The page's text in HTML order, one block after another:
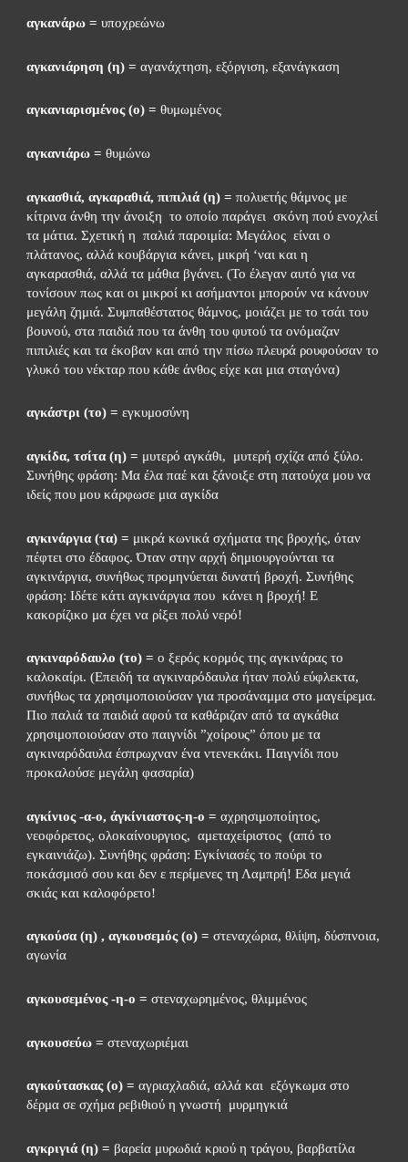
αγκανάρω = υποχρεώνω
αγκανιάρηση (η) = αγανάχτηση, εξόργιση, εξανάγκαση
αγκανιαρισμένος (ο) = θυμωμένος
αγκανιάρω = θυμώνω
αγκασθιά, αγκαραθιά, πιπιλιά (η) = πολυετής θάμνος με
κίτρινα άνθη την άνοιξη  το οποίο παράγει  σκόνη πού ενοχλεί
τα μάτια. Σχετική η  παλιά παροιμία: Μεγάλος  είναι ο
πλάτανος, αλλά κουβάργια κάνει, μικρή ‘ναι και η
αγκαρασθιά, αλλά τα μάθια βγάνει. (Το έλεγαν αυτό για να
τονίσουν πως και οι μικροί κι ασήμαντοι μπορούν να κάνουν
μεγάλη ζημιά. Συμπαθέστατος θάμνος, μοιάζει με το τσάι του
βουνού, στα παιδιά που τα άνθη του φυτού τα ονόμαζαν
πιπιλιές και τα έκοβαν και από την πίσω πλευρά ρουφούσαν το
γλυκό του νέκταρ που κάθε άνθος είχε και μια σταγόνα)
αγκάστρι (το) = εγκυμοσύνη
αγκίδα, τσίτα (η) = μυτερό αγκάθι,  μυτερή σχίζα από ξύλο.
Συνήθης φράση: Μα έλα παέ και ξάνοιξε στη πατούχα μου να
ιδείς που μου κάρφωσε μια αγκίδα
αγκινάργια (τα) = μικρά κωνικά σχήματα της βροχής, όταν
πέφτει στο έδαφος. Όταν στην αρχή δημιουργούνται τα
αγκινάργια, συνήθως προμηνύεται δυνατή βροχή. Συνήθης
φράση: Ιδέτε κάτι αγκινάργια που  κάνει η βροχή! Ε
κακορίζικο μα έχει να ρίξει πολύ νερό!
αγκιναρόδαυλο (το) = ο ξερός κορμός της αγκινάρας το
καλοκαίρι. (Επειδή τα αγκιναρόδαυλα ήταν πολύ εύφλεκτα,
συνήθως τα χρησιμοποιούσαν για προσάναμμα στο μαγείρεμα.
Πιο παλιά τα παιδιά αφού τα καθάριζαν από τα αγκάθια
χρησιμοποιούσαν στο παιγνίδι ”χοίρους” όπου με τα
αγκιναρόδαυλα έσπρωχναν ένα ντενεκάκι. Παιγνίδι που
προκαλούσε μεγάλη φασαρία)
αγκίνιος -α-ο, άγκίνιαστος-η-ο = αχρησιμοποίητος,
νεοφόρετος, ολοκαίνουργιος,  αμεταχείριστος  (από το
εγκαινιάζω). Συνήθης φράση: Εγκίνιασές το πούρι το
ποκάσμισό σου και δεν ε περίμενες τη Λαμπρή! Εδα μεγιά
σκιάς και καλοφόρετο!
αγκούσα (η) , αγκουσεμός (o) = στεναχώρια, θλίψη, δύσπνοια,
αγωνία
αγκουσεμένος -η-ο = στεναχωρημένος, θλιμμένος
αγκουσεύω = στεναχωριέμαι
αγκούτασκας (ο) = αγριαχλαδιά, αλλά και  εξόγκωμα στο
δέρμα σε σχήμα ρεβιθιού η γνωστή  μυρμηγκιά
αγκριγιά (η) = βαρεία μυρωδιά κριού η τράγου, βαρβατίλα